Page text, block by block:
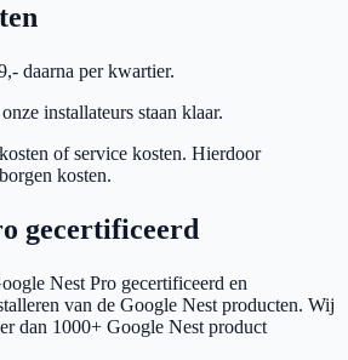
daarna per kwartier.
installateurs staan klaar.
of service kosten. Hierdoor
kosten.
gecertificeerd
Nest Pro gecertificeerd en
van de Google Nest producten. Wij
dan 1000+ Google Nest product